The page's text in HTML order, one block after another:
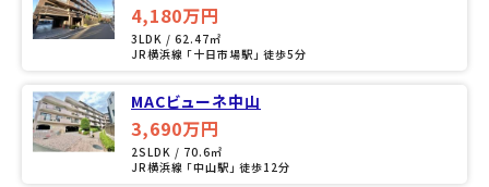
4,180万円
3LDK / 62.47㎡
JR横浜線 「十日市場駅」 徒歩5分
MACビューネ中山
3,690万円
2SLDK / 70.6㎡
JR横浜線 「中山駅」 徒歩12分